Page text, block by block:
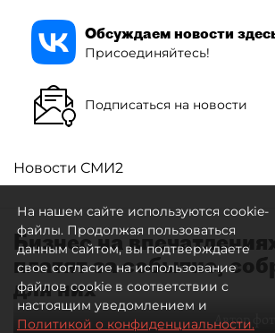
Обсуждаем новости
Присоединяйтесь!
Подписаться на новости
Новости СМИ2
Бизнес на
платят за событие,
для них
Автор
На нашем сайте используются cookie-
файлы. Продолжая пользоваться
данным сайтом, вы подтверждаете
свое согласие на использование
файлов cookie в соответствии с
настоящим уведомлением и
Политикой о конфиденциальности.